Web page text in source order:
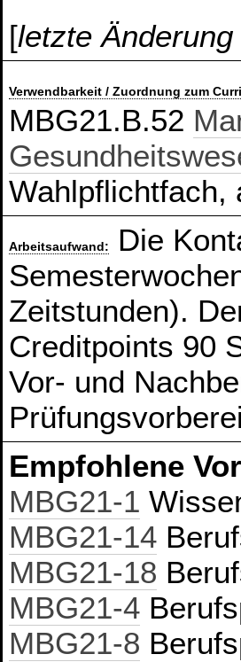
[letzte
Verwendbarkeit / Zuordnung zum
MBG21.B.52
Wahlpflichtfach,
Arbeitsaufwand:
Die
Zeitstunden).
Creditpoints 90
Vor- und
Empfohlene
MBG21-1
MBG21-14
MBG21-18
MBG21-4
MBG21-8